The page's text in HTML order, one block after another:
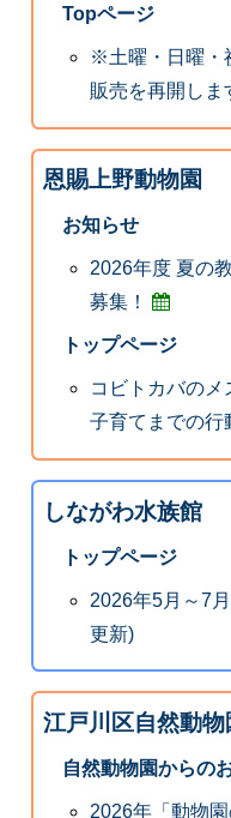
Topページ
※土曜・日曜・
販売を再開しま
恩賜上野動物園
お知らせ
2026年度 夏の
募集！
トップページ
コビトカバのメ
子育てまでの行
しながわ水族館
トップページ
2026年5月～7
更新)
江戸川区自然動物
自然動物園からの
2026年「動物園